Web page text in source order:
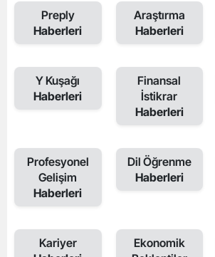
Preply
Haberleri
Araştırma
Haberleri
Y Kuşağı
Haberleri
Finansal
İstikrar
Haberleri
Profesyonel
Gelişim
Haberleri
Dil Öğrenme
Haberleri
Kariyer
Ekonomik